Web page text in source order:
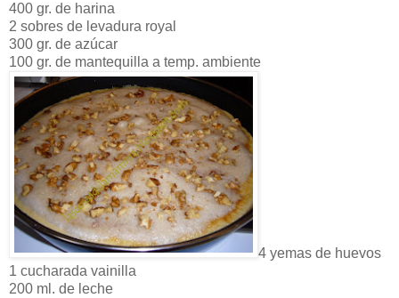
400 gr. de harina
2 sobres de levadura royal
300 gr. de azúcar
100 gr. de mantequilla a temp. ambiente
4 yemas de huevos
1 cucharada vainilla
200 ml. de leche